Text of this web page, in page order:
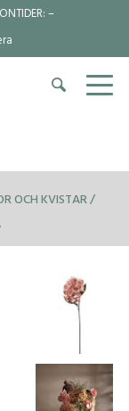
–
OCH KVISTAR